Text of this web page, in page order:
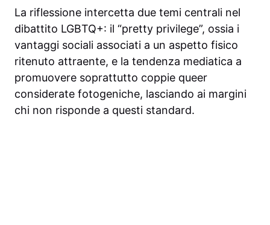
La riflessione intercetta due temi centrali nel
dibattito LGBTQ+: il “pretty privilege”, ossia i
vantaggi sociali associati a un aspetto fisico
ritenuto attraente, e la tendenza mediatica a
promuovere soprattutto coppie queer
considerate fotogeniche, lasciando ai margini
chi non risponde a questi standard.